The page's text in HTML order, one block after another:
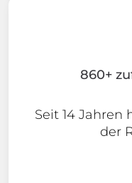
860+
Seit 14 Jahren
der